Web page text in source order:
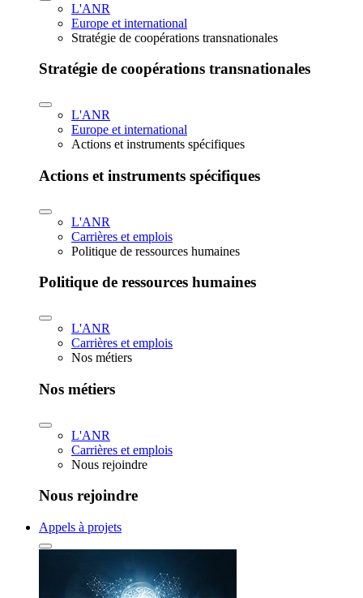
L'ANR
Europe et international
Stratégie de coopérations transnationales
Stratégie de coopérations transnationales
L'ANR
Europe et international
Actions et instruments spécifiques
Actions et instruments spécifiques
L'ANR
Carrières et emplois
Politique de ressources humaines
Politique de ressources humaines
L'ANR
Carrières et emplois
Nos métiers
Nos métiers
L'ANR
Carrières et emplois
Nous rejoindre
Nous rejoindre
Appels à projets